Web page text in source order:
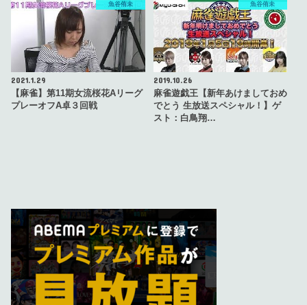
魚谷侑未
2021.1.29
【麻雀】第11期女流桜花Aリーグ
プレーオフA卓３回戦
魚谷侑未
2019.10.26
麻雀遊戯王【新年あけましておめ
でとう 生放送スペシャル！】ゲ
スト：白鳥翔…